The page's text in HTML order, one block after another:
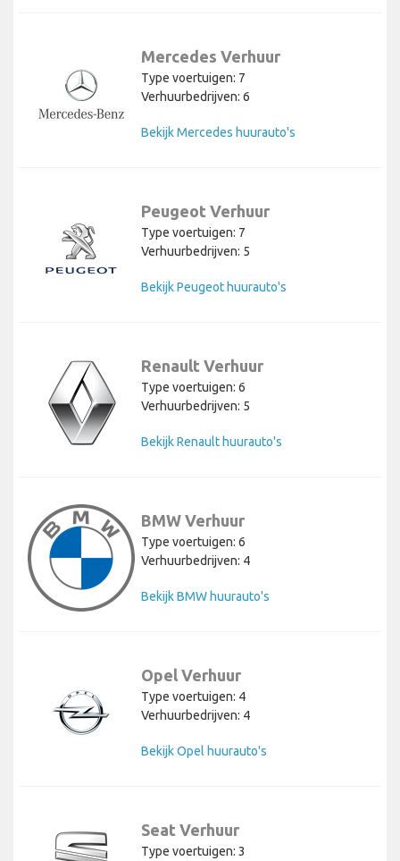
Mercedes Verhuur
Type voertuigen: 7
Verhuurbedrijven: 6
Bekijk Mercedes huurauto's
Peugeot Verhuur
Type voertuigen: 7
Verhuurbedrijven: 5
Bekijk Peugeot huurauto's
Renault Verhuur
Type voertuigen: 6
Verhuurbedrijven: 5
Bekijk Renault huurauto's
BMW Verhuur
Type voertuigen: 6
Verhuurbedrijven: 4
Bekijk BMW huurauto's
Opel Verhuur
Type voertuigen: 4
Verhuurbedrijven: 4
Bekijk Opel huurauto's
Seat Verhuur
Type voertuigen: 3